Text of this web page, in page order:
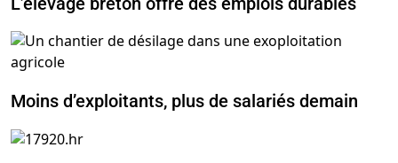
Moins d’exploitants, plus de salariés demain